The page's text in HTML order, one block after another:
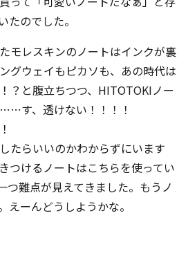
たのでした。
モレスキンのノートはインクが裏
グウェイもピカソも、あの時代は
？と腹立ちつつ、HITOTOKIノー
す、透けない！！！！
たらいいのかわからずにいます
つけるノートはこちらを使ってい
つ難点が見えてきました。もうノ
えーんどうしようかな。